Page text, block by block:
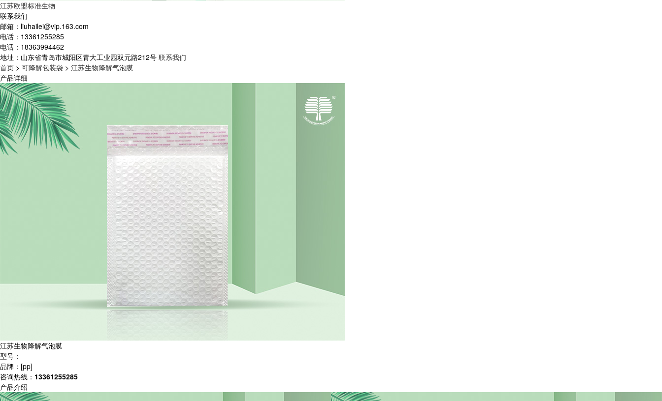
江苏欧盟标准生物
联系我们
邮箱： liuhailei@vip.163.com
电话： 13361255285
电话： 18363994462
地址： 山东省青岛市城阳区青大工业园双元路212号 联系我们
首页 > 可降解包装袋 > 江苏生物降解气泡膜
产品详细
江苏生物降解气泡膜
型号：
品牌：[pp]
咨询热线： 13361255285
产品介绍